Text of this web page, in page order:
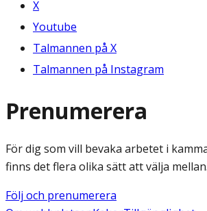
X
Youtube
Talmannen på X
Talmannen på Instagram
Prenumerera
För dig som vill bevaka arbetet i
finns det flera olika sätt att välja mellan.
Följ och prenumerera